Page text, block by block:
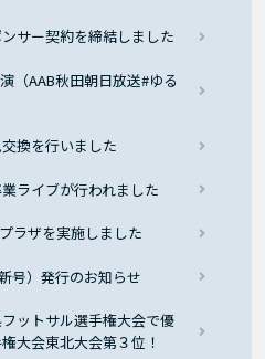
サー契約を締結しました
（AAB秋田朝日放送#ゆる
換を行いました
ライブが行われました
ラザを実施しました
号）発行のお知らせ
ットサル選手権大会で優
大会東北大会第３位！